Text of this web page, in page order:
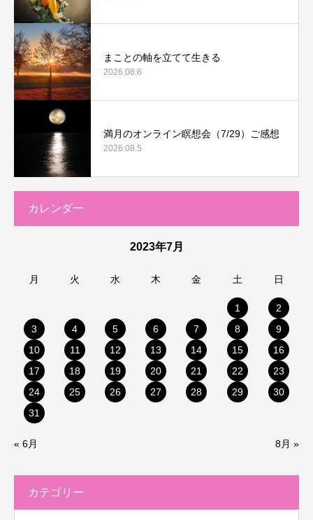
まことの軸を立てて生きる
2026.08.6
満月のオンライン瞑想会（7/29）ご感想
2026.08.5
カレンダー
2023年7月
月 火 水 木 金 土 日
1
2
3
4 5 6 7 8
9
10
11 12 13 14 15
16
17
18 19 20 21 22
23
24
25 26 27 28 29
30
31
« 6月 8月 »
カテゴリー